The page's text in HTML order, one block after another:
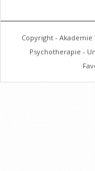
© Copyright -
Psychotherapie -